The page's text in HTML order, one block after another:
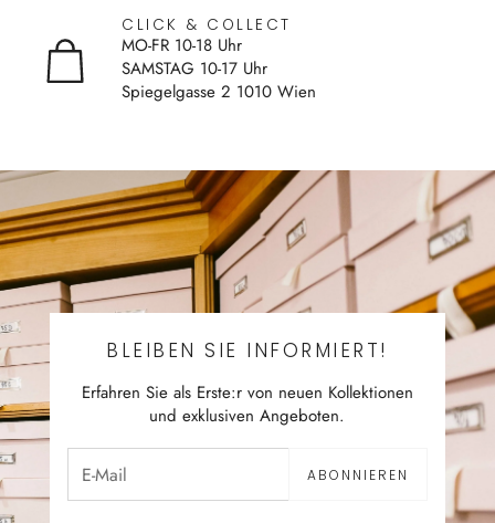
CLICK & COLLECT
MO-FR 10-18 Uhr
SAMSTAG 10-17 Uhr
Spiegelgasse 2 1010 Wien
BLEIBEN SIE INFORMIERT!
Erfahren Sie als Erste:r von neuen Kollektionen
und exklusiven Angeboten.
ABONNIEREN